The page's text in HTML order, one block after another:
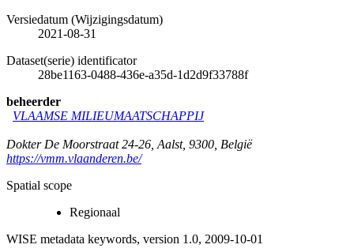
Versiedatum (Wijzigingsdatum)
2021-08-31
Dataset(serie) identificator
28be1163-0488-436e-a35d-1d2d9f33788f
beheerder
VLAAMSE MILIEUMAATSCHAPPIJ
Dokter De Moorstraat 24-26 Aalst, 9300 België
https://vmm.vlaanderen.be/
Spatial scope
Regionaal
WISE metadata keywords, version 1.0, 2009-10-01